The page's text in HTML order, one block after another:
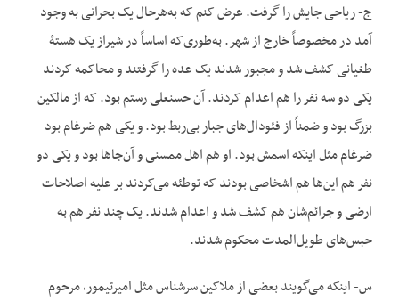
ج- ریاحی جایش را گرفت. عرض کنم که به‌هرحال یک بحرانی به وجود
آمد در مخصوصاً خارج از شهر. به‌طوری‌که اساساً در شیراز یک هستۀ
طغیانی کشف شد و مجبور شدند یک عده را گرفتند و محاکمه کردند
یکی دو سه نفر را هم اعدام کردند. آن حسنعلی رستم بود. که از مالکین
بزرگ بود و ضمناً از فئودال‌های جبار بی‌ربط بود. و یکی هم ضرغام بود
ضرغام مثل این‏که اسمش بود. او هم اهل ممسنی و آن‌جاها بود و یکی دو
نفر هم این‌ها هم اشخاصی بودند که توطئه می‌کردند بر علیه اصلاحات
ارضی و جرائم‌شان هم کشف شد و اعدام شدند. یک چند نفر هم به
حبس‌های طویل‌المدت محکوم شدند.
س- این‏که می‌گویند بعضی از ملاکین سرشناس مثل امیرتیمور، مرحوم